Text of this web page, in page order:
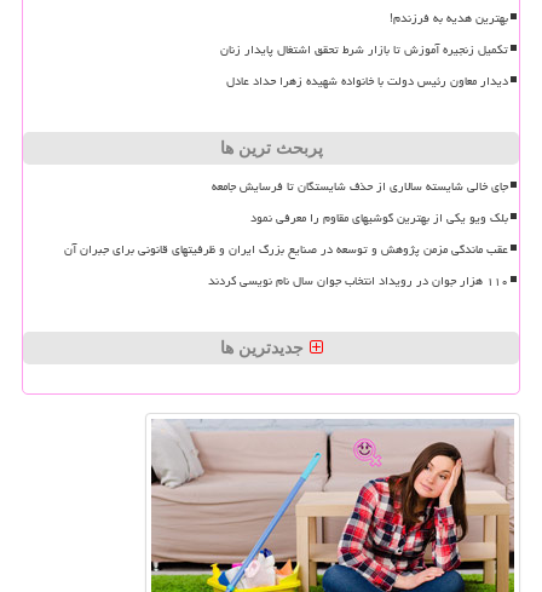
بهترین هدیه به فرزندم!
تکمیل زنجیره آموزش تا بازار شرط تحقق اشتغال پایدار زنان
دیدار معاون رئیس دولت با خانواده شهیده زهرا حداد عادل
پربحث ترین ها
جای خالی شایسته سالاری از حذف شایستگان تا فرسایش جامعه
بلک ویو یکی از بهترین گوشیهای مقاوم را معرفی نمود
عقب ماندگی مزمن پژوهش و توسعه در صنایع بزرگ ایران و ظرفیتهای قانونی برای جبران آن
۱۱۰ هزار جوان در رویداد انتخاب جوان سال نام نویسی کردند
جدیدترین ها